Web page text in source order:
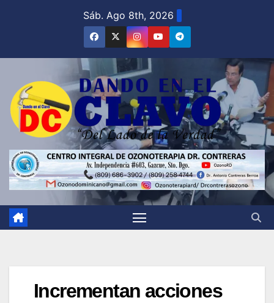
Sáb. Ago 8th, 2026
Incrementan acciones